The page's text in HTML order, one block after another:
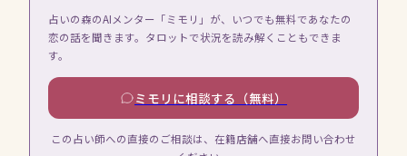
占いの森のAIメンター「ミモリ」が、いつでも無料であなたの
恋の話を聞きます。タロットで状況を読み解くこともできま
す。
ミモリに相談する（無料）
この占い師への直接のご相談は、在籍店舗へ直接お問い合わせ